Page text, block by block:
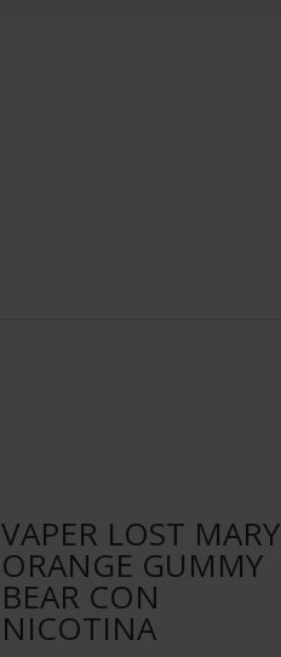
VAPER LOST MARY
ORANGE GUMMY
BEAR CON
NICOTINA